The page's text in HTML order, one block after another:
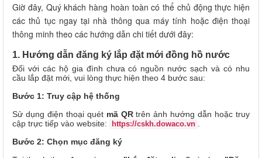
Giờ đây, Quý khách hàng hoàn toàn có thể chủ động thực hiện
các thủ tục ngay tại nhà thông qua máy tính hoặc điện thoại
thông minh theo các hướng dẫn chi tiết dưới đây:
1. Hướng dẫn đăng ký lắp đặt mới đồng hồ nước
Đối với các hộ gia đình chưa có nguồn nước sạch và có nhu
cầu lắp đặt mới, vui lòng thực hiện theo 4 bước sau:
Bước 1: Truy cập hệ thống
Sử dụng điện thoại quét mã QRtrên ảnh hướng dẫn hoặc truy
cập trực tiếp vào website:
https://cskh.dowaco.vn
Bước 2: Chọn mục đăng ký